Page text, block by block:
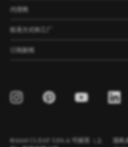
代理商
联系方式和工厂
订阅新闻
©2026 CLEAF S.P.A. & 可丽芙（上
隐私